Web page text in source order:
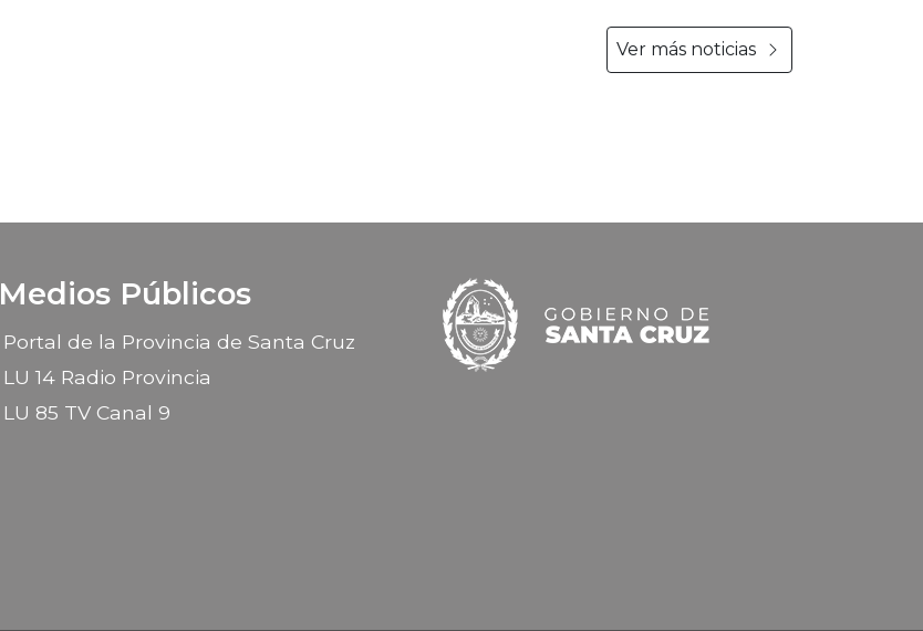
Ver más noticias
Medios Públicos
Portal de la Provincia de Santa Cruz
LU 14 Radio Provincia
LU 85 TV Canal 9